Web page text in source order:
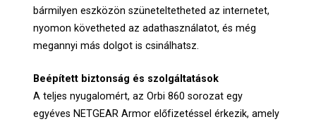
bármilyen eszközön szüneteltetheted az internetet,
nyomon követheted az adathasználatot, és még
megannyi más dolgot is csinálhatsz.
Beépített biztonság és szolgáltatások
A teljes nyugalomért, az Orbi 860 sorozat egy
egyéves NETGEAR Armor előfizetéssel érkezik, amely